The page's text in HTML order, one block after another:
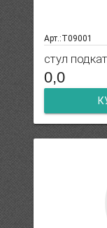
Арт.:T09001
стул
0,0